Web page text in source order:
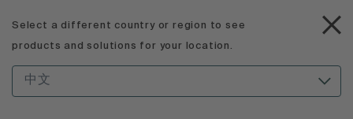
Select a different country or region to see
products and solutions for your location.
中文